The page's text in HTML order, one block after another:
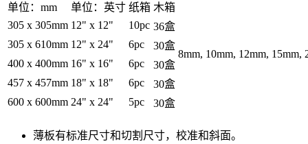
单位：mm
单位：英寸 纸箱 木箱
8mm, 10mm, 12mm, 15mm,
305 x 305mm 12" x 12" 10pc 36盒
305 x 610mm 12" x 24" 6pc
30盒
400 x 400mm 16" x 16" 6pc
30盒
457 x 457mm 18" x 18" 6pc
30盒
600 x 600mm 24" x 24" 5pc 30盒
薄板有标准尺寸和切割尺寸，校准和斜面。